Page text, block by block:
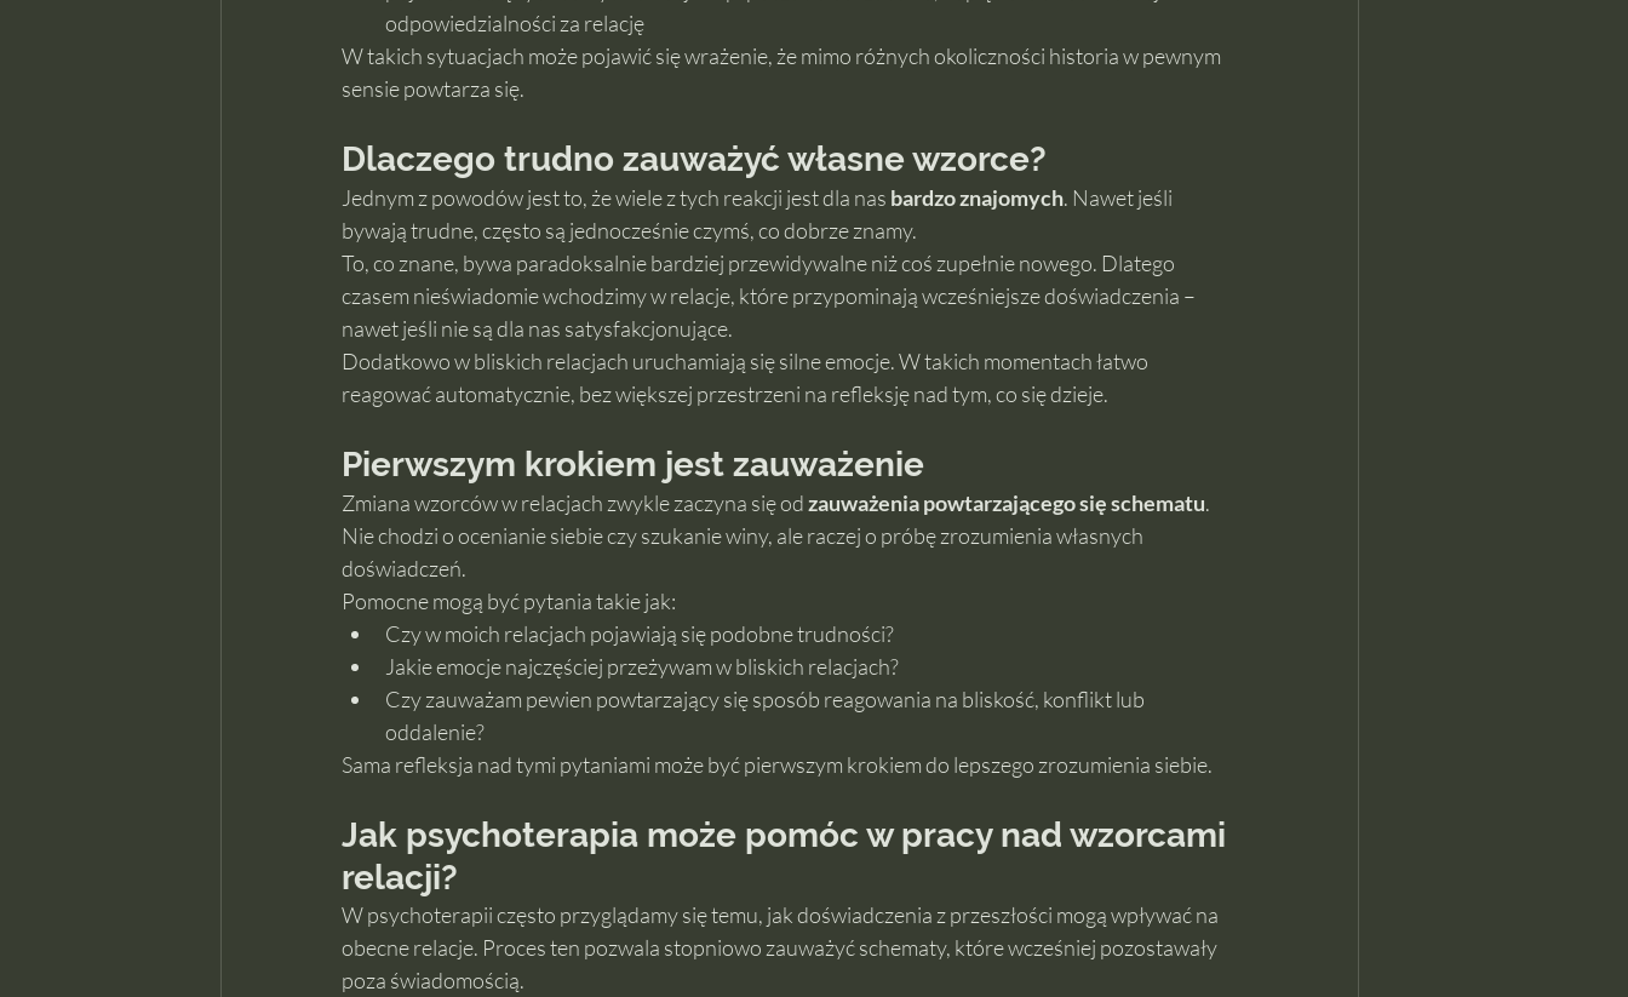
odpowiedzialności za relację
W takich sytuacjach może pojawić się wrażenie, że mimo różnych okoliczności historia w pewnym
sensie powtarza się.
Dlaczego trudno zauważyć własne wzorce?
Jednym z powodów jest to, że wiele z tych reakcji jest dla nas bardzo znajomych. Nawet jeśli
bywają trudne, często są jednocześnie czymś, co dobrze znamy.
To, co znane, bywa paradoksalnie bardziej przewidywalne niż coś zupełnie nowego. Dlatego
czasem nieświadomie wchodzimy w relacje, które przypominają wcześniejsze doświadczenia –
nawet jeśli nie są dla nas satysfakcjonujące.
Dodatkowo w bliskich relacjach uruchamiają się silne emocje. W takich momentach łatwo
reagować automatycznie, bez większej przestrzeni na refleksję nad tym, co się dzieje.
Pierwszym krokiem jest zauważenie
Zmiana wzorców w relacjach zwykle zaczyna się od zauważenia powtarzającego się schematu.
Nie chodzi o ocenianie siebie czy szukanie winy, ale raczej o próbę zrozumienia własnych
doświadczeń.
Pomocne mogą być pytania takie jak:
Czy w moich relacjach pojawiają się podobne trudności?
Jakie emocje najczęściej przeżywam w bliskich relacjach?
Czy zauważam pewien powtarzający się sposób reagowania na bliskość, konflikt lub
oddalenie?
Sama refleksja nad tymi pytaniami może być pierwszym krokiem do lepszego zrozumienia siebie.
Jak psychoterapia może pomóc w pracy nad wzorcami
relacji?
W psychoterapii często przyglądamy się temu, jak doświadczenia z przeszłości mogą wpływać na
obecne relacje. Proces ten pozwala stopniowo zauważyć schematy, które wcześniej pozostawały
poza świadomością.